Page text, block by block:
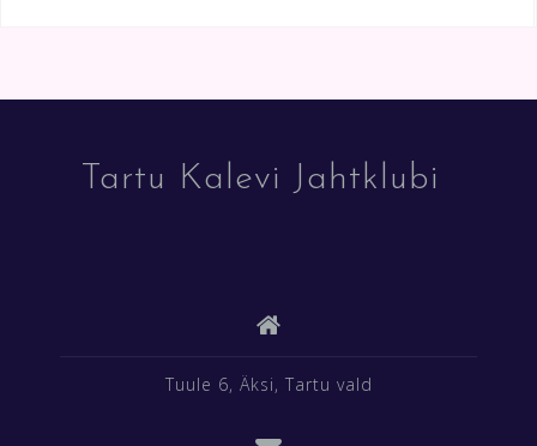
Tartu Kalevi Jahtklubi
Tuule 6, Äksi, Tartu vald